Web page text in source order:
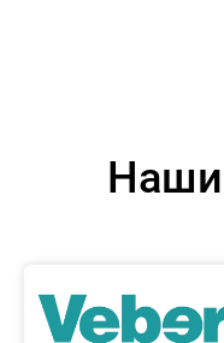
Наши